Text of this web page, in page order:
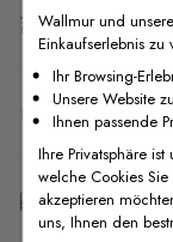
Versand &
F.A.Q
Kostenlose
Wallmur und
Einkaufserlebnis zu
Ihr Browsing-
Unsere Website
Ihnen passende
Ihre Privatsphäre
welche Cookies
akzeptieren
uns, Ihnen den